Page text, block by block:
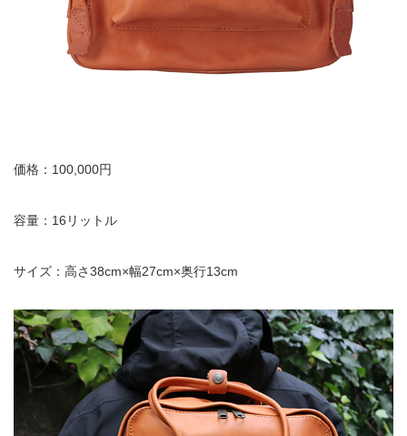
価格：100,000円
容量：16リットル
サイズ： 高さ38cm×幅27cm×奥行13cm